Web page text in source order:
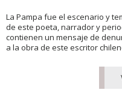
La Pampa fue el escenario y
de este poeta, narrador y
contienen un mensaje de
a la obra de este escritor